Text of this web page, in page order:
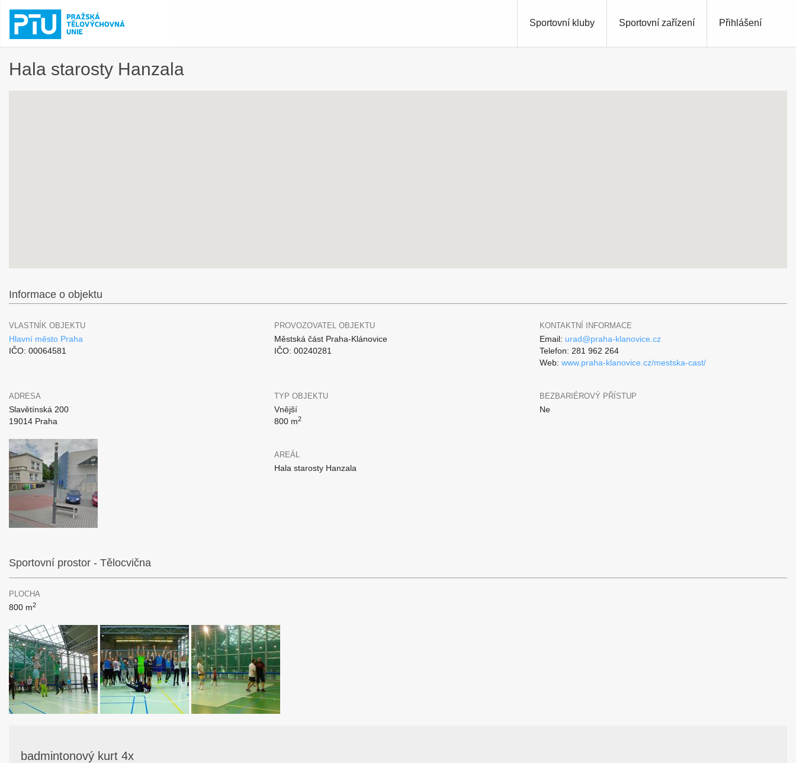
Přihlášení
Sportovní kluby Sportovní zařízení
Hala starosty Hanzala
Informace o objektu
VLASTNÍK OBJEKTU
Hlavní město Praha
IČO: 00064581
PROVOZOVATEL OBJEKTU
Městská část Praha-Klánovice
IČO: 00240281
KONTAKTNÍ INFORMACE
Email: urad@praha-klanovice.cz
Telefon: 281 962 264
Web: www.praha-klanovice.cz/mestska-cast/
ADRESA
Slavětínská 200
19014 Praha
TYP OBJEKTU
Vnější
800 m2
BEZBARIÉROVÝ PŘÍSTUP
Ne
AREÁL
Hala starosty Hanzala
Sportovní prostor - Tělocvična
PLOCHA
800 m2
badmintonový kurt 4x